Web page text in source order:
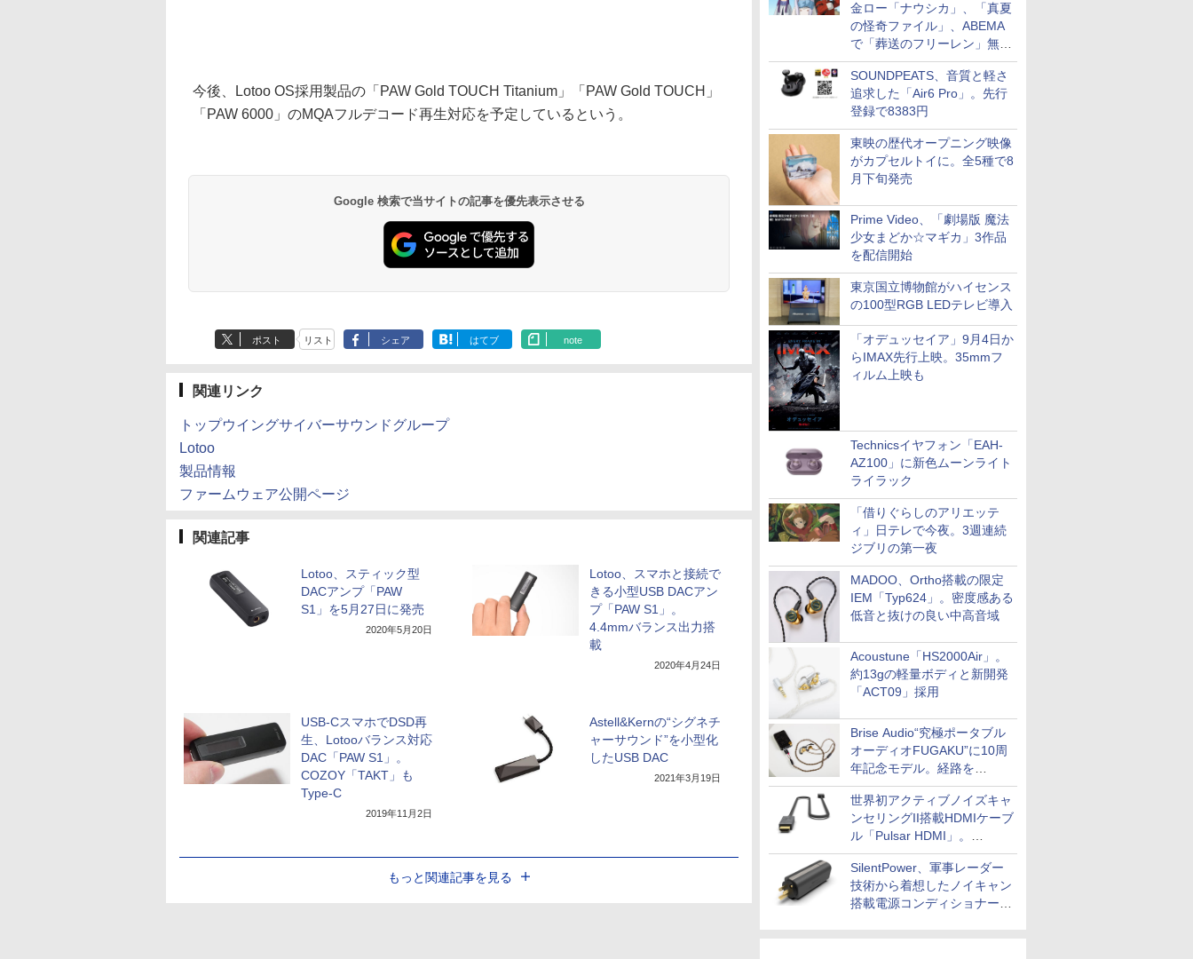
金ロー「ナウシカ」、「真夏
の怪奇ファイル」、ABEMA
で「葬送のフリーレン」無料
配信など。夏の特番・配信情
報
SOUNDPEATS、音質と軽さ
追求した「Air6 Pro」。先行
登録で8383円
東映の歴代オープニング映像
がカプセルトイに。全5種で8
月下旬発売
Prime Video、「劇場版 魔法
少女まどか☆マギカ」3作品
を配信開始
東京国立博物館がハイセンス
の100型RGB LEDテレビ導入
「オデュッセイア」9月4日か
らIMAX先行上映。35mmフ
ィルム上映も
Technicsイヤフォン「EAH-
AZ100」に新色ムーンライト
ライラック
「借りぐらしのアリエッテ
ィ」日テレで今夜。3週連続
ジブリの第一夜
MADOO、Ortho搭載の限定
IEM「Typ624」。密度感ある
低音と抜けの良い中高音域
Acoustune「HS2000Air」。
約13gの軽量ボディと新開発
「ACT09」採用
Brise Audio“究極ポータブル
オーディオFUGAKU”に10周
年記念モデル。経路を
NISHIKIで統一。400万円
世界初アクティブノイズキャ
ンセリングII搭載HDMIケーブ
ル「Pulsar HDMI」。
SilentPowerから
SilentPower、軍事レーダー
技術から着想したノイキャン
搭載電源コンディショナー
今後、Lotoo OS採用製品の「PAW Gold TOUCH Titanium」「PAW Gold TOUCH」
「PAW 6000」のMQAフルデコード再生対応を予定しているという。
Google 検索で当サイトの記事を優先表示させる
ポスト リスト シェア はてブ note
関連リンク
トップウイングサイバーサウンドグループ
Lotoo
製品情報
ファームウェア公開ページ
関連記事
Lotoo、スティック型
DACアンプ「PAW
S1」を5月27日に発売
2020年5月20日
Lotoo、スマホと接続で
きる小型USB DACアン
プ「PAW S1」。
4.4mmバランス出力搭
載
2020年4月24日
USB-CスマホでDSD再
生、Lotooバランス対応
DAC「PAW S1」。
COZOY「TAKT」も
Type-C
2019年11月2日
Astell&Kernの“シグネチ
ャーサウンド”を小型化
したUSB DAC
2021年3月19日
もっと関連記事を見る